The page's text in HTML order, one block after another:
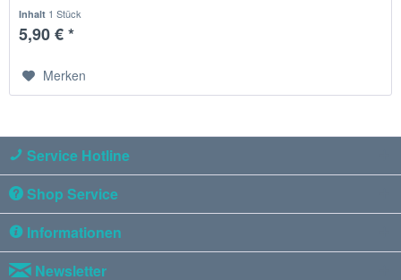
Inhalt 1 Stück
5,90 € *
Merken
Service Hotline
Shop Service
Informationen
Newsletter